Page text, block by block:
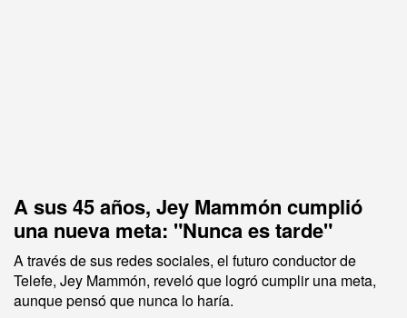
A sus 45 años, Jey Mammón cumplió
una nueva meta: "Nunca es tarde"
A través de sus redes sociales, el futuro conductor de
Telefe, Jey Mammón, reveló que logró cumplir una meta,
aunque pensó que nunca lo haría.